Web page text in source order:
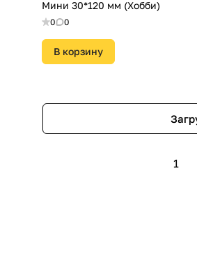
Мини 30*120 мм (Хобби)
0 0
В корзину
1